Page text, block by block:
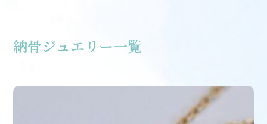
納骨ジュエリー一覧